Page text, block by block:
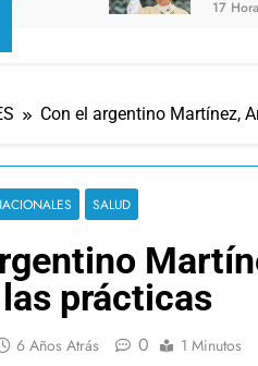
17 Horas Atrás
Con el argentino Martínez,
SALUD
prácticas
6 Años Atrás 0 1 Minutos